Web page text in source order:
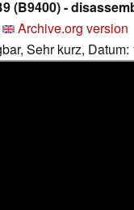
(B9400) -
Archive.org version
Sehr kurz,